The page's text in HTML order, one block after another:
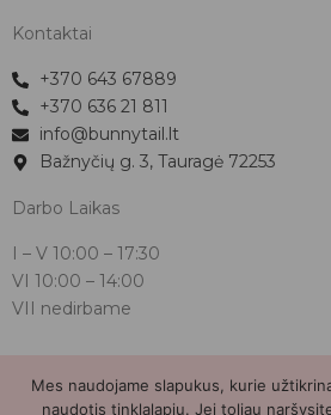
Kontaktai
+370 643 67889
+370 636 21 811
info@bunnytail.lt
Bažnyčių g. 3, Tauragė 72253
Darbo Laikas
I – V 10:00 – 17:30
VI 10:00 – 14:00
VII nedirbame
Bunnytail.lt| Copyright 2026 |
Mes naudojame slapukus, kurie
naudotis tinklalapiu. Jei toliau